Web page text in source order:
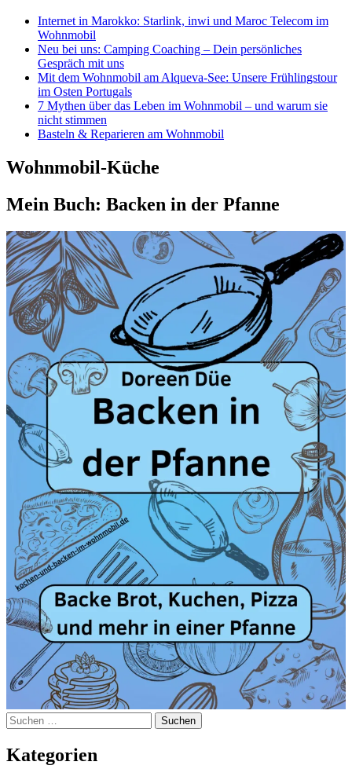
Internet in Marokko: Starlink, inwi und Maroc Telecom im
Wohnmobil
Neu bei uns: Camping Coaching – Dein persönliches
Gespräch mit uns
Mit dem Wohnmobil am Alqueva-See: Unsere Frühlingstour
im Osten Portugals
7 Mythen über das Leben im Wohnmobil – und warum sie
nicht stimmen
Basteln & Reparieren am Wohnmobil
Wohnmobil-Küche
Mein Buch: Backen in der Pfanne
Suchen
nach:
Kategorien